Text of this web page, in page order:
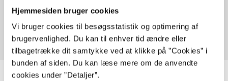
Hjemmesiden bruger cookies
Vi bruger cookies til besøgsstatistik og optimering af
brugervenlighed. Du kan til enhver tid ændre eller
tilbagetrække dit samtykke ved at klikke på ”Cookies” i
bunden af siden. Du kan læse mere om de anvendte
cookies under ”Detaljer”.
Fra